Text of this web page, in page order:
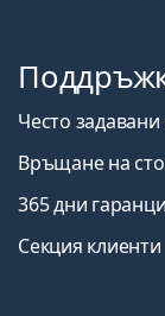
Често
Връщане на
365 дни
Секция клиенти